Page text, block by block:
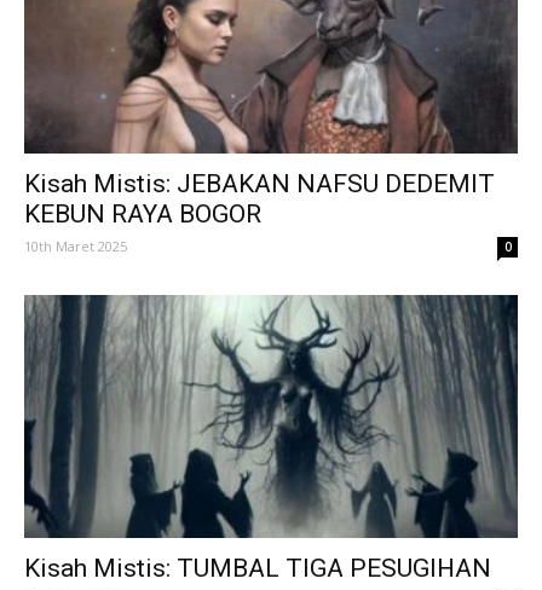
Kisah Mistis: JEBAKAN NAFSU DEDEMIT
KEBUN RAYA BOGOR
10th Maret 2025 0
Kisah Mistis: TUMBAL TIGA PESUGIHAN